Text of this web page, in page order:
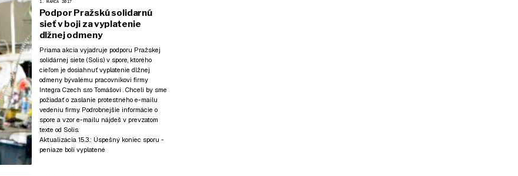
1. MARCA 2017
Podpor Pražskú solidarnú
sieť v boji za vyplatenie
dlžnej odmeny
Priama akcia vyjadruje podporu Pražskej
solidárnej siete (Solis) v spore, ktorého
cieľom je dosiahnuť vyplatenie dlžnej
odmeny bývalému pracovníkovi firmy
Integra Czech s.r.o Tomášovi . Chceli by sme
požiadať o zaslanie protestného e-mailu
vedeniu firmy. Podrobnejšie informácie o
spore a vzor e-mailu nájdeš v prevzatom
texte od Solis.
Aktualizácia 15.3.: Úspešný koniec sporu -
peniaze boli vyplatené